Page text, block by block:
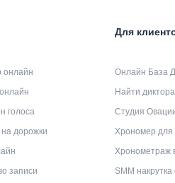
онлайн
голоса
дорожки
записи
Для
Онлайн База
Найти
Студия
Хрономер для
Хронометраж
SMM накрутка